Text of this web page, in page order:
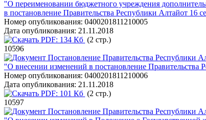
"О переименовании бюджетного учреждения
в постановление Правительства Республики Алтайот 16
Номер опубликования: 0400201811210005
Дата опубликования: 21.11.2018
PDF: 134 Кб (2 стр.)
10596
Постановление Правительства Республики
"О внесении изменений в постановление Правительства
Номер опубликования: 0400201811210006
Дата опубликования: 21.11.2018
PDF: 101 Кб (2 стр.)
10597
Постановление Правительства Республики